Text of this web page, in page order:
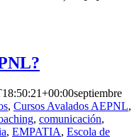
septiembre
, Cursos Avalados AEPNL,
, comunicación,
, EMPATIA, Escola de